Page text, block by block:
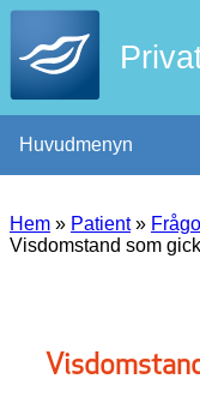
Huvudmenyn
Hem » Patient»
Visdomstand som